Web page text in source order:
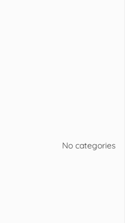
No categories